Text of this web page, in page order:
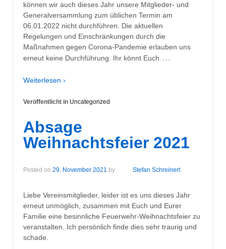
können wir auch dieses Jahr unsere Mitglieder- und
Generalversammlung zum üblichen Termin am
06.01.2022 nicht durchführen. Die aktuellen
Regelungen und Einschränkungen durch die
Maßnahmen gegen Corona-Pandemie erlauben uns
erneut keine Durchführung. Ihr könnt Euch …
Weiterlesen ›
Veröffentlicht in Uncategorized
Absage
Weihnachtsfeier 2021
Posted on 29. November 2021 by Stefan Schreinert
Liebe Vereinsmitglieder, leider ist es uns dieses Jahr
erneut unmöglich, zusammen mit Euch und Eurer
Familie eine besinnliche Feuerwehr-Weihnachtsfeier zu
veranstalten. Ich persönlich finde dies sehr traurig und
schade.